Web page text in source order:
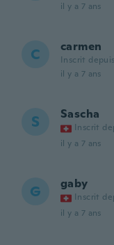
il y a 7 ans
C carmen
Inscrit
il y a 7 ans
S Sascha
Inscrit
il y a 7 ans
G gaby
Inscrit
il y a 7 ans